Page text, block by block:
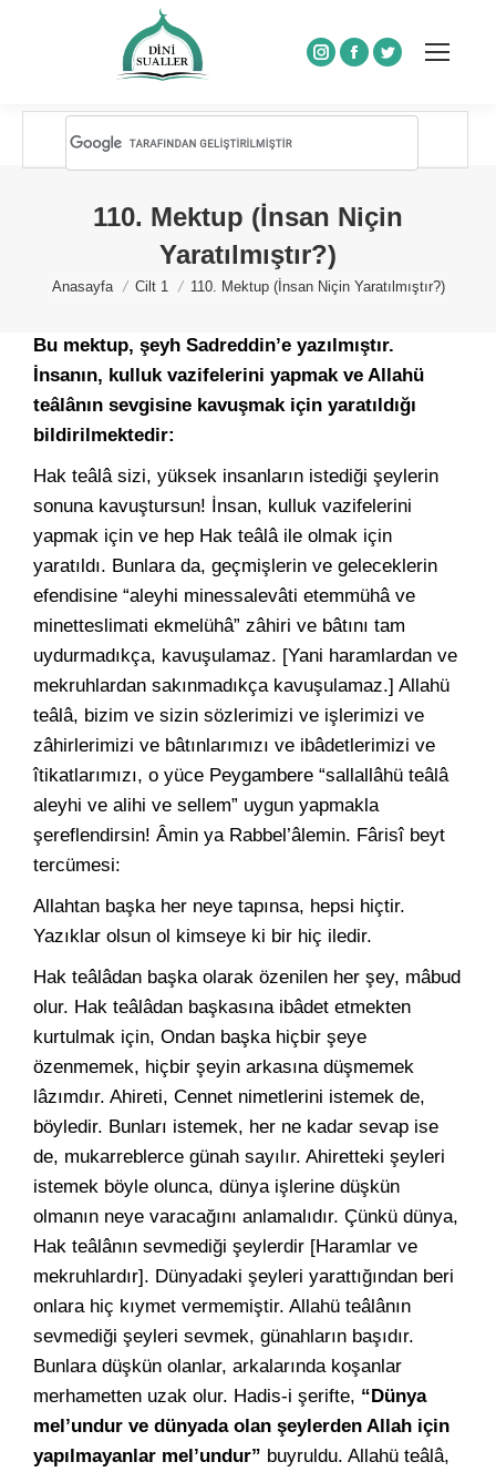
Instagram
Facebook
Twitter
110. Mektup (İnsan Niçin
Yaratılmıştır?)
You are here:
Anasayfa Cilt 1 110. Mektup (İnsan Niçin Yaratılmıştır?)
Bu mektup, şeyh Sadreddin’e yazılmıştır.
İnsanın, kulluk vazifelerini yapmak ve Allahü
teâlânın sevgisine kavuşmak için yaratıldığı
bildirilmektedir:
Hak teâlâ sizi, yüksek insanların istediği şeylerin
sonuna kavuştursun! İnsan, kulluk vazifelerini
yapmak için ve hep Hak teâlâ ile olmak için
yaratıldı. Bunlara da, geçmişlerin ve geleceklerin
efendisine “aleyhi minessalevâti etemmühâ ve
minetteslimati ekmelühâ” zâhiri ve bâtını tam
uydurmadıkça, kavuşulamaz. [Yani haramlardan ve
mekruhlardan sakınmadıkça kavuşulamaz.] Allahü
teâlâ, bizim ve sizin sözlerimizi ve işlerimizi ve
zâhirlerimizi ve bâtınlarımızı ve ibâdetlerimizi ve
îtikatlarımızı, o yüce Peygambere “sallallâhü teâlâ
aleyhi ve alihi ve sellem” uygun yapmakla
şereflendirsin! Âmin ya Rabbel’âlemin. Fârisî beyt
tercümesi:
Allahtan başka her neye tapınsa, hepsi hiçtir.
Yazıklar olsun ol kimseye ki bir hiç iledir.
Hak teâlâdan başka olarak özenilen her şey, mâbud
olur. Hak teâlâdan başkasına ibâdet etmekten
kurtulmak için, Ondan başka hiçbir şeye
özenmemek, hiçbir şeyin arkasına düşmemek
lâzımdır. Ahireti, Cennet nimetlerini istemek de,
böyledir. Bunları istemek, her ne kadar sevap ise
de, mukarreblerce günah sayılır. Ahiretteki şeyleri
istemek böyle olunca, dünya işlerine düşkün
olmanın neye varacağını anlamalıdır. Çünkü dünya,
Hak teâlânın sevmediği şeylerdir [Haramlar ve
mekruhlardır]. Dünyadaki şeyleri yarattığından beri
onlara hiç kıymet vermemiştir. Allahü teâlânın
sevmediği şeyleri sevmek, günahların başıdır.
Bunlara düşkün olanlar, arkalarında koşanlar
merhametten uzak olur. Hadis-i şerifte, “Dünya
mel’undur ve dünyada olan şeylerden Allah için
yapılmayanlar mel’undur” buyruldu. Allahü teâlâ,